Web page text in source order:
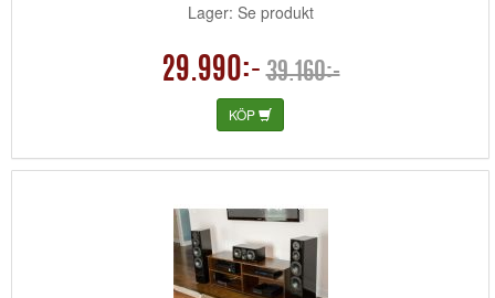
Lager: Se produkt
29.990:- 39.160:-
KÖP